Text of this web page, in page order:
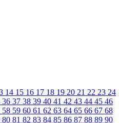
14 15 16 17 18 19 20 21 22 23 24
36 37 38 39 40 41 42 43 44 45 46
58 59 60 61 62 63 64 65 66 67 68
80 81 82 83 84 85 86 87 88 89 90